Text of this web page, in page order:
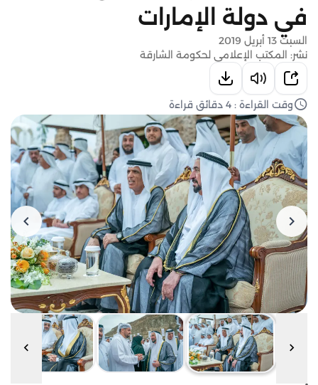
في دولة الإمارات
السبت 13 أبريل 2019
نشر: المكتب الإعلامي لحكومة الشارقة
وقت القراءة : 4 دقائق قراءة